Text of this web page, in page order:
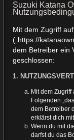
Suzuki Katana
Mit dem Zugriff
(„https://
dem Betreiber ein
geschlossen:
1.
Mit dem Zugriff
Folgenden
dem Betreiber
erklärst dich
Wenn du mit
darfst du das